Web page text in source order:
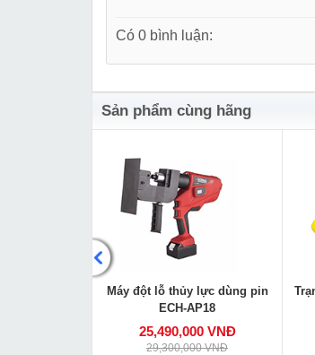
Có 0 bình luận:
Sản phẩm cùng hãng
Máy đột lỗ thủy lực dùng pin
ECH-AP18
25,490,000 VNĐ
29,300,000 VNĐ